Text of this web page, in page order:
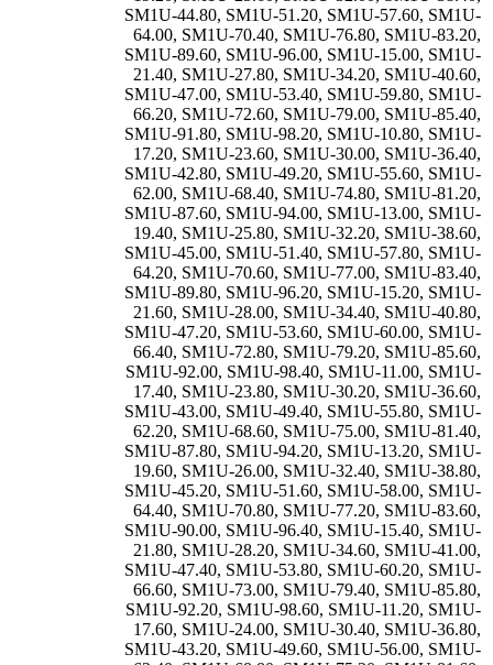
SM1U-44.80, SM1U-51.20, SM1U-57.60, SM1U-
64.00, SM1U-70.40, SM1U-76.80, SM1U-83.20,
SM1U-89.60, SM1U-96.00, SM1U-15.00, SM1U-
21.40, SM1U-27.80, SM1U-34.20, SM1U-40.60,
SM1U-47.00, SM1U-53.40, SM1U-59.80, SM1U-
66.20, SM1U-72.60, SM1U-79.00, SM1U-85.40,
SM1U-91.80, SM1U-98.20, SM1U-10.80, SM1U-
17.20, SM1U-23.60, SM1U-30.00, SM1U-36.40,
SM1U-42.80, SM1U-49.20, SM1U-55.60, SM1U-
62.00, SM1U-68.40, SM1U-74.80, SM1U-81.20,
SM1U-87.60, SM1U-94.00, SM1U-13.00, SM1U-
19.40, SM1U-25.80, SM1U-32.20, SM1U-38.60,
SM1U-45.00, SM1U-51.40, SM1U-57.80, SM1U-
64.20, SM1U-70.60, SM1U-77.00, SM1U-83.40,
SM1U-89.80, SM1U-96.20, SM1U-15.20, SM1U-
21.60, SM1U-28.00, SM1U-34.40, SM1U-40.80,
SM1U-47.20, SM1U-53.60, SM1U-60.00, SM1U-
66.40, SM1U-72.80, SM1U-79.20, SM1U-85.60,
SM1U-92.00, SM1U-98.40, SM1U-11.00, SM1U-
17.40, SM1U-23.80, SM1U-30.20, SM1U-36.60,
SM1U-43.00, SM1U-49.40, SM1U-55.80, SM1U-
62.20, SM1U-68.60, SM1U-75.00, SM1U-81.40,
SM1U-87.80, SM1U-94.20, SM1U-13.20, SM1U-
19.60, SM1U-26.00, SM1U-32.40, SM1U-38.80,
SM1U-45.20, SM1U-51.60, SM1U-58.00, SM1U-
64.40, SM1U-70.80, SM1U-77.20, SM1U-83.60,
SM1U-90.00, SM1U-96.40, SM1U-15.40, SM1U-
21.80, SM1U-28.20, SM1U-34.60, SM1U-41.00,
SM1U-47.40, SM1U-53.80, SM1U-60.20, SM1U-
66.60, SM1U-73.00, SM1U-79.40, SM1U-85.80,
SM1U-92.20, SM1U-98.60, SM1U-11.20, SM1U-
17.60, SM1U-24.00, SM1U-30.40, SM1U-36.80,
SM1U-43.20, SM1U-49.60, SM1U-56.00, SM1U-